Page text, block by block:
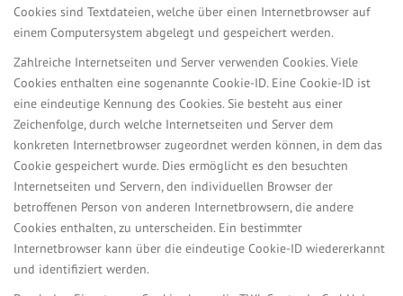
Cookies sind Textdateien, welche über einen Internetbrowser auf
einem Computersystem abgelegt und gespeichert werden.
Zahlreiche Internetseiten und Server verwenden Cookies. Viele
Cookies enthalten eine sogenannte Cookie-ID. Eine Cookie-ID ist
eine eindeutige Kennung des Cookies. Sie besteht aus einer
Zeichenfolge, durch welche Internetseiten und Server dem
konkreten Internetbrowser zugeordnet werden können, in dem das
Cookie gespeichert wurde. Dies ermöglicht es den besuchten
Internetseiten und Servern, den individuellen Browser der
betroffenen Person von anderen Internetbrowsern, die andere
Cookies enthalten, zu unterscheiden. Ein bestimmter
Internetbrowser kann über die eindeutige Cookie-ID wiedererkannt
und identifiziert werden.